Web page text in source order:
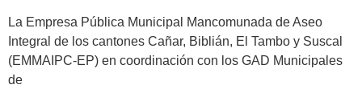
La Empresa Pública Municipal Mancomunada de Aseo
Integral de los cantones Cañar, Biblián, El Tambo y Suscal
(EMMAIPC-EP) en coordinación con los GAD Municipales
de